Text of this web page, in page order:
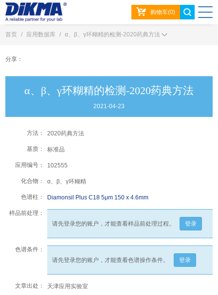
购物车(0)
首页 / 应用数据库 / α、β、γ环糊精的检测-2020药典方法
分享：
α、β、γ环糊精的检测-2020药典方法
2021-04-23
方法： 2020药典方法
基质： 标准品
应用编号： 102555
化合物： α、β、γ环糊精
色谱柱： Diamonsil Plus C18 5μm 150 x 4.6mm
样品前处理：
请先登录您的账户，才能查看样品前处理过程。
登录
色谱条件：
请先登录您的账户，才能查看色谱操作条件。
登录
文章出处： 天津应用实验室